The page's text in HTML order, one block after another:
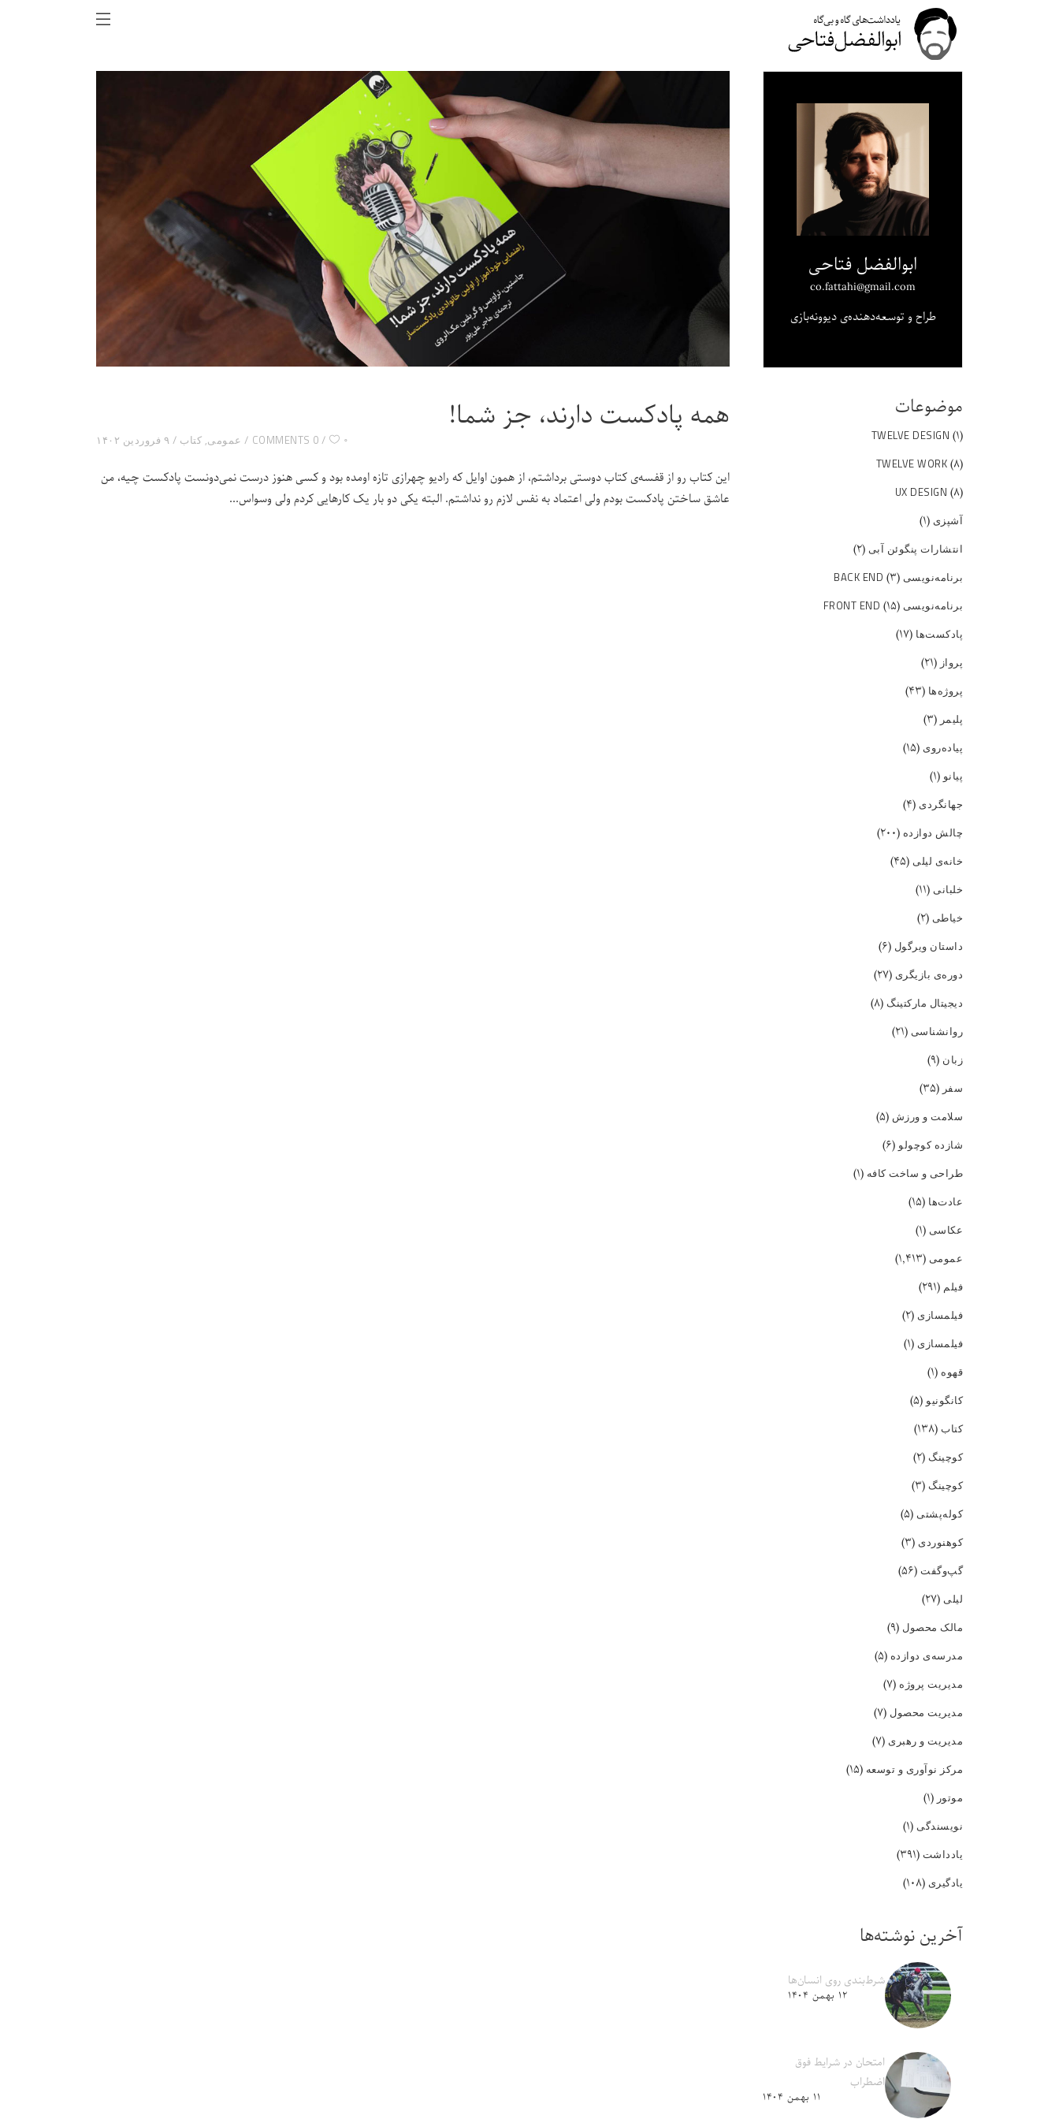
همه پادکست دارند، جز شما!
۹ فروردین ۱۴۰۲ عمومی, کتاب 0 COMMENTS ۰
این کتاب رو از قفسه‌ی کتاب دوستی برداشتم، از همون اوایل که رادیو چهرازی تازه اومده بود و کسی هنوز درست نمی‌دونست پادکست چیه، من
عاشق ساختن پادکست بودم ولی اعتماد به نفس لازم رو نداشتم. البته یکی دو بار یک کارهایی کردم ولی وسواس
ابوالفضل فتاحی
co.fattahi@gmail.com
طراح و توسعه‌دهنده‌ی دیوونه‌بازی
موضوعات
TWELVE DESIGN (۱)
TWELVE WORK (۸)
UX DESIGN (۸)
آشپزی (۱)
انتشارات پنگوئن آبی (۲)
برنامه‌نویسی BACK END (۳)
برنامه‌نویسی FRONT END (۱۵)
پادکست‌ها (۱۷)
پرواز(۲۱)
پروژه‌ها (۴۳)
پلیمر(۳)
پیاده‌روی (۱۵)
پیانو(۱)
جهانگردی (۴)
چالش دوازده (۲۰۰)
خانه‌ی لیلی (۴۵)
خلبانی (۱۱)
خیاطی (۲)
داستان ویرگول (۶)
دوره‌ی بازیگری (۲۷)
دیجیتال مارکتینگ (۸)
روانشناسی (۲۱)
زبان (۹)
سفر(۳۵)
سلامت و ورزش (۵)
شازده کوچولو(۶)
طراحی و ساخت کافه (۱)
عادت‌ها (۱۵)
عکاسی (۱)
عمومی (۱,۴۱۳)
فیلم (۲۹۱)
فیلمسازی (۲)
فیلمسازی (۱)
قهوه (۱)
کانگونیو(۵)
کتاب (۱۳۸)
کوچینگ (۲)
کوچینگ (۳)
کوله‌پشتی (۵)
کوهنوردی (۳)
گپ‌و‌گفت (۵۶)
لیلی (۲۷)
مالک محصول (۹)
مدرسه‌ی دوازده (۵)
مدیریت پروژه (۷)
مدیریت محصول (۷)
مدیریت و رهبری (۷)
مرکز نوآوری و توسعه (۱۵)
موتور(۱)
نویسندگی (۱)
یادداشت (۳۹۱)
یادگیری (۱۰۸)
آخرین نوشته‌ها
شرط‌بندی روی انسان‌ها
۱۲ بهمن ۱۴۰۴
امتحان در شرایط فوق
اضطراب
۱۱ بهمن ۱۴۰۴